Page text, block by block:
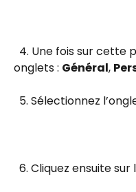
onglets : Général,
5. Sélectionnez
6. Cliquez ensuite sur